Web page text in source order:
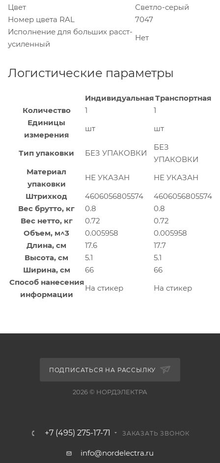
Цвет
Светло-серый
Номер цвета RAL
7047
Исполнение для больших расст-
усиленный
Нет
Логистические параметры
ИндивидуальнаяТранспортная
Количество
1
1
Единицы
измерения
шт шт
Тип упаковки БЕЗ УПАКОВКИ
БЕЗ
УПАКОВКИ
Материал
упаковки
НЕ УКАЗАН
НЕ УКАЗАН
Штрихкод
4606056805574
4606056805574
Вес брутто, кг
0.8
0.8
Вес нетто, кг
0.72
0.72
Объем, м^3
0.005958
0.005958
Длина, см
17.6
17.7
Высота, см
5.1
5.1
Ширина, см
66
66
Способ нанесения
информации
На стикер На стикер
ПОДПИСАТЬСЯ НА РАССЫЛКУ
2026 © НОРДЭЛЕКТРА
+7 (495) 275-17-71 ЗАКАЗАТЬ ЗВОНОК
info@nordelectra.ru